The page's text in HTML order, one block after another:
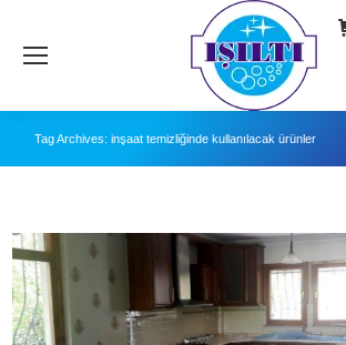
Tag Archives:inşaat temizliğinde kullanılacak ürünler